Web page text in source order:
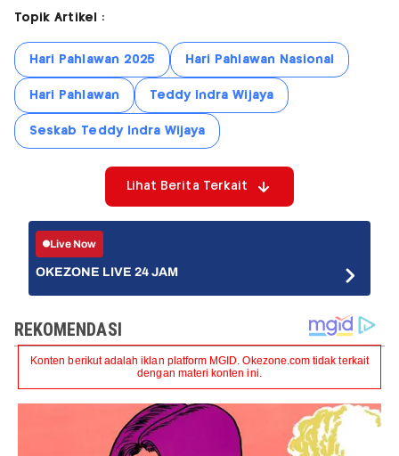
Topik Artikel :
Hari Pahlawan 2025 Hari Pahlawan Nasional
Hari Pahlawan Teddy Indra Wijaya
Seskab Teddy Indra Wijaya
Lihat Berita Terkait
Live Now
OKEZONE LIVE 24 JAM